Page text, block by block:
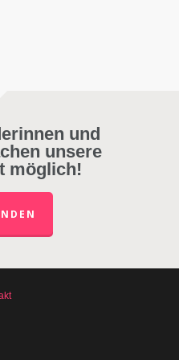
und
unsere
möglich!